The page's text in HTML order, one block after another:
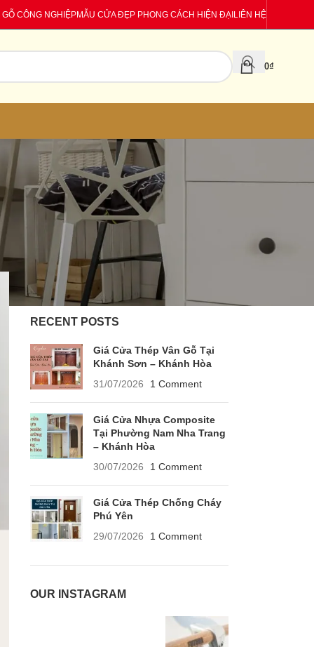
GỖ CÔNG NGHIỆPMẪU CỬA ĐẸP PHONG CÁCH HIỆN ĐẠILIÊN HỆ
0₫
CATEGORIES
Báo giá
Tin tức
RECENT POSTS
Giá Cửa Thép Vân Gỗ Tại
Khánh Sơn – Khánh Hòa
31/07/2026
1 Comment
Giá Cửa Nhựa Composite
Tại Phường Nam Nha Trang
– Khánh Hòa
30/07/2026
1 Comment
Giá Cửa Thép Chống Cháy
Phú Yên
29/07/2026
1 Comment
OUR INSTAGRAM